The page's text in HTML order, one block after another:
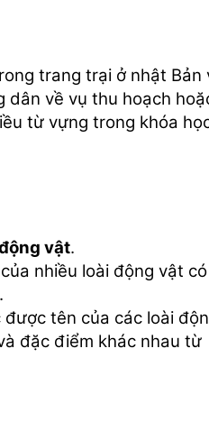
trang trại ở nhật Bản
dân về vụ thu hoạch
từ vựng trong khóa
vật.
nhiều loài động vật
tên của các loài
đặc điểm khác nhau từ